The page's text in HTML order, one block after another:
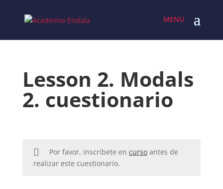
content
Lesson 2. Modals
2. cuestionario
Por favor, inscríbete en cursoantes de
realizar este cuestionario.